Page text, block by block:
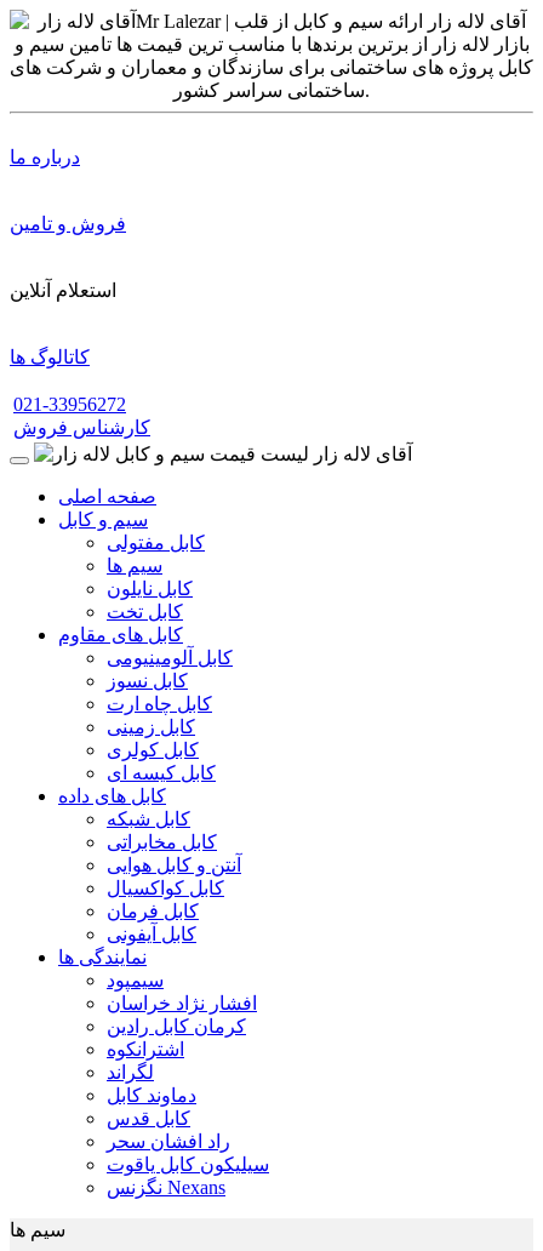
درباره ما
فروش و تامین
استعلام آنلاین
کاتالوگ ها
021-33956272
کارشناس فروش
صفحه اصلی
سیم و کابل
کابل مفتولی
سیم ها
کابل نایلون
کابل تخت
کابل های مقاوم
کابل آلومینیومی
کابل نسوز
کابل چاه ارت
کابل زمینی
کابل کولری
کابل کیسه ای
کابل های داده
کابل شبکه
کابل مخابراتی
آنتن و کابل هوایی
کابل کواکسیال
کابل فرمان
کابل آیفونی
نمایندگی ها
سیمپود
افشار نژاد خراسان
کرمان کابل رادین
اشترانکوه
لگراند
دماوند کابل
کابل قدس
راد افشان سحر
سیلیکون کابل یاقوت
نگزنس Nexans
سیم ها